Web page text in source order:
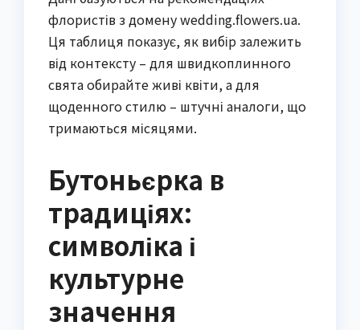
флористів з домену wedding.flowers.ua.
Ця таблиця показує, як вибір залежить
від контексту – для швидкоплинного
свята обирайте живі квіти, а для
щоденного стилю – штучні аналоги, що
тримаються місяцями.
Бутоньєрка в
традиціях:
символіка і
культурне
значення